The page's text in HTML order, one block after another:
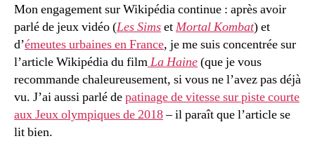
Mon engagement sur Wikipédia continue : après avoir
parlé de jeux vidéo (Les SimsetMortal Kombat) et
d’émeutes urbaines en France, je me suis concentrée sur
l’article Wikipédia du filmLa Haine(que je vous
recommande chaleureusement, si vous ne l’avez pas déjà
vu. J’ai aussi parlé depatinage de vitesse sur piste courte
aux Jeux olympiques de 2018– il paraît que l’article se
lit bien.